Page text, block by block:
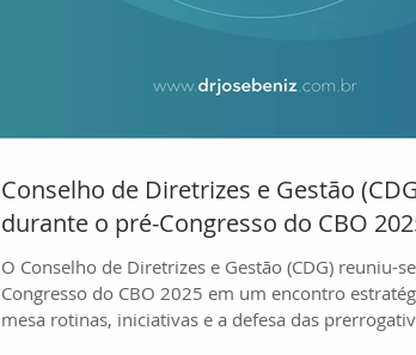
Conselho de Diretrizes e Gestão
durante o pré-Congresso do CBO
O Conselho de Diretrizes e Gestão (CDG) reuniu-
Congresso do CBO 2025 em um encontro
mesa rotinas, iniciativas e a defesa das